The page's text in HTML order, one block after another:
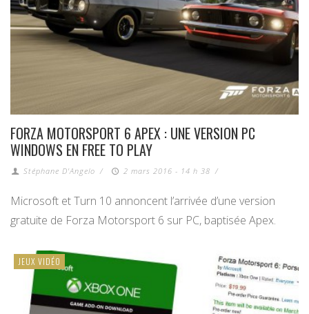
FORZA MOTORSPORT 6 APEX : UNE VERSION PC
WINDOWS EN FREE TO PLAY
Stéphane D'Angelo / 2 mars 2016 - 14 h 38 /
Microsoft et Turn 10 annoncent l’arrivée d’une version
gratuite de Forza Motorsport 6 sur PC, baptisée Apex.
JEUX VIDÉO